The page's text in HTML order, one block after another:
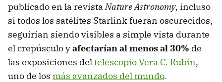
publicado en la revistaNature Astronomy, incluso
si todos los satélites Starlink fueran oscurecidos,
seguirían siendo visibles a simple vista durante
el crepúsculo yafectarían al menos al30% de
las exposiciones deltelescopio Vera C. Rubin,
uno de los más avanzados del mundo.